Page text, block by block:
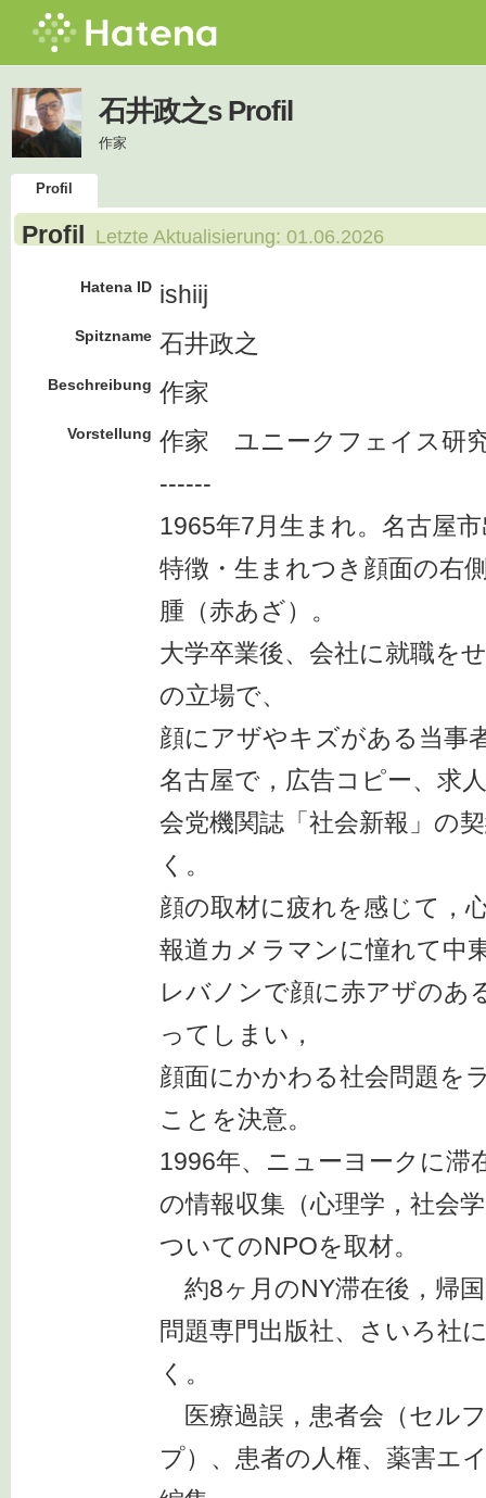
石井政之s Profil
作家
Profil
Profil Letzte Aktualisierung: 01.06.2026
Hatena ID ishiij
Spitzname 石井政之
Beschreibung 作家
Vorstellung 作家 ユニークフェイス研
------
1965年7月生まれ。名古屋
特徴・生まれつき顔面の右
腫（赤あざ）。
大学卒業後、会社に就職を
の立場で、
顔にアザやキズがある当事
名古屋で，広告コピー、求
会党機関誌「社会新報」の
く。
顔の取材に疲れを感じて，
報道カメラマンに憧れて中
レバノンで顔に赤アザのあ
ってしまい，
顔面にかかわる社会問題を
ことを決意。
1996年、ニューヨークに滞
の情報収集（心理学，社会
ついてのNPOを取材。
約8ヶ月のNY滞在後，帰
問題専門出版社、さいろ社
く。
医療過誤，患者会（セル
プ）、患者の人権、薬害エ